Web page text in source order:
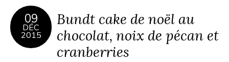
09
DÉC
2015
Bundt cake de noël au
chocolat, noix de pécan et
cranberries